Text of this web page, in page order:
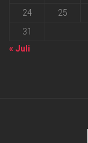
24
25
31
« Juli